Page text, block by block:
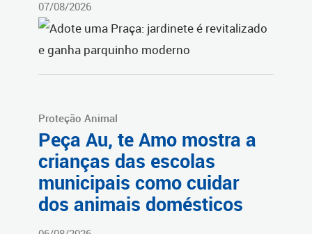
07/08/2026
Proteção Animal
Peça Au, te Amo mostra a
crianças das escolas
municipais como cuidar
dos animais domésticos